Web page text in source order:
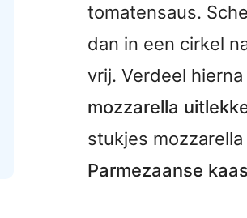
tomatensaus.
dan in een cirkel
vrij. Verdeel
mozzarella
stukjes
Parmezaanse kaas